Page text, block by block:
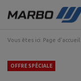
Vous êtes ici Page d'accueil
OFFRE SPÉCIALE